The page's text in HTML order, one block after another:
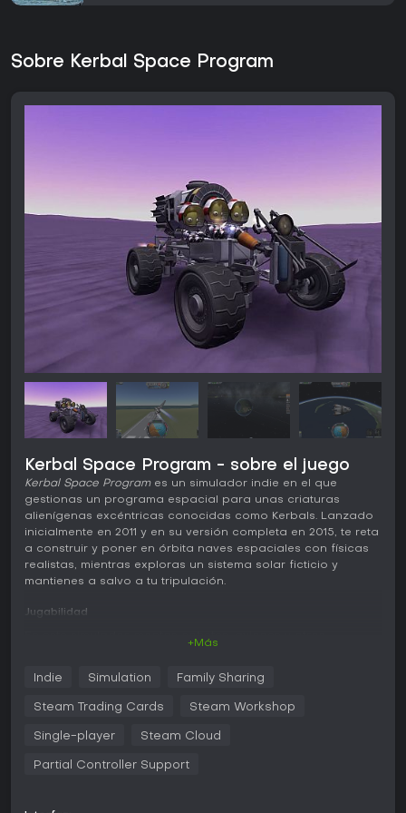
Sobre Kerbal Space Program
Kerbal Space Program - sobre el juego
Kerbal Space Programes un simulador indie en el que
gestionas un programa espacial para unas criaturas
alienígenas excéntricas conocidas como Kerbals. Lanzado
inicialmente en 2011 y en su versión completa en 2015, te reta
a construir y poner en órbita naves espaciales con físicas
realistas, mientras exploras un sistema solar ficticio y
mantienes a salvo a tu tripulación.
Jugabilidad
aerodinámicas y orbitales auténticas. Los controles de
vuelo exigen precisión para manejar despegues, órbitas y
entrenar Kerbals, capaces de realizar tareas como
+Más
Indie Simulation Family Sharing
Steam Trading Cards Steam Workshop
Single-player Steam Cloud
Partial Controller Support